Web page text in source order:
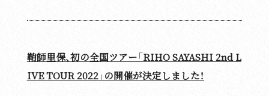
鞘師里保、初の全国ツアー「RIHO SAYASHI 2nd L
IVE TOUR 2022」の開催が決定しました！
Fan Club